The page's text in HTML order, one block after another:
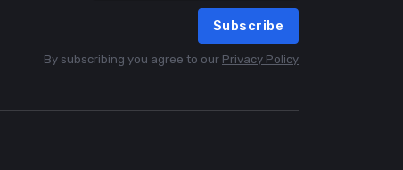
Subscribe
By subscribing you agree to our Privacy Policy